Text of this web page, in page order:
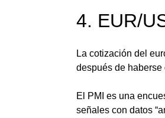
4. EUR/
La cotización del
después de
El PMI es una
señales con datos